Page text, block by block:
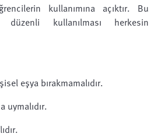
kullanımına açıktır. Bu
kullanılması herkesin
eşya bırakmamalıdır.
uymalıdır.